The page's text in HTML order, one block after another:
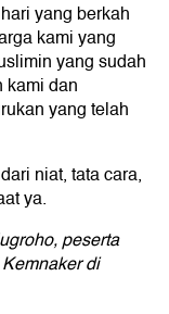
yang berkah
kami yang
yang sudah
kami dan
yang telah
niat, tata cara,
ya.
peserta
di